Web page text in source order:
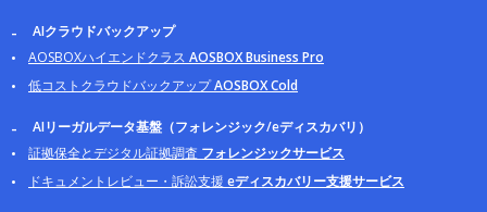
AIクラウドバックアップ
AOSBOXハイエンドクラス AOSBOX Business Pro
低コストクラウドバックアップAOSBOX Cold
AIリーガルデータ基盤（フォレンジック/eディスカバリ）
証拠保全とデジタル証拠調査 フォレンジックサービス
ドキュメントレビュー・訴訟支援 eディスカバリー支援サービス